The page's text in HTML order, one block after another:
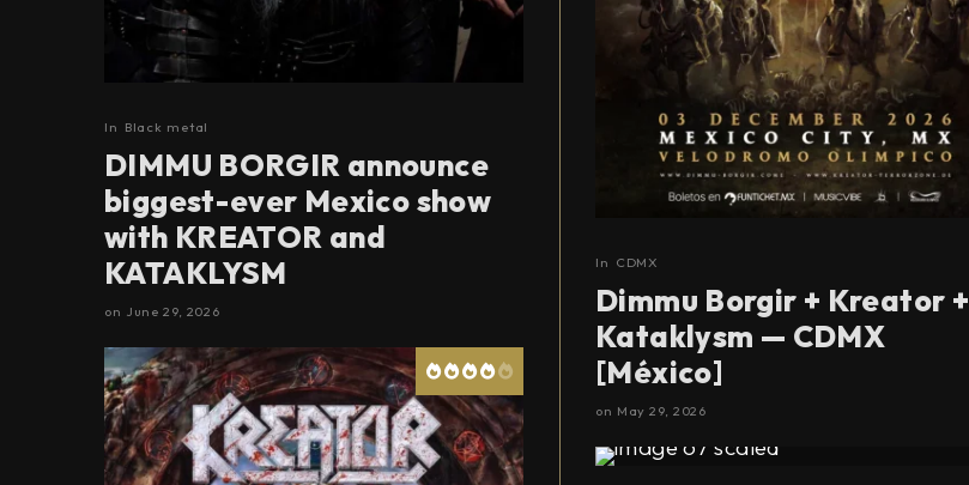
In Black metal
DIMMU BORGIR announce
biggest-ever Mexico show
with KREATOR and
KATAKLYSM
on June 29, 2026
In CDMX
Dimmu Borgir + Kreator +
Kataklysm — CDMX
[México]
on May 29, 2026